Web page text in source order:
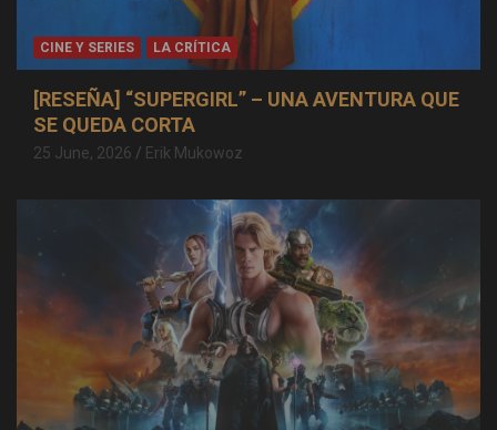
CINE Y SERIES LA CRÍTICA
[RESEÑA] “SUPERGIRL” – UNA AVENTURA QUE
SE QUEDA CORTA
25 June, 2026 Erik Mukowoz